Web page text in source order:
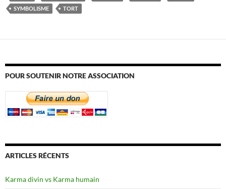
SYMBOLISME
TORT
POUR SOUTENIR NOTRE ASSOCIATION
ARTICLES RÉCENTS
Karma divin vs Karma humain